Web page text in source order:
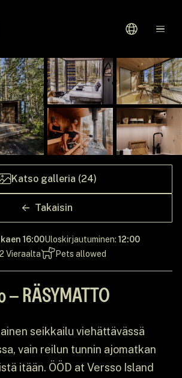
Kohteet
Lahjakortit
Katso galleria (24)
Takaisin
16:00Uloskirjautuminen: 12:00
2 Vieraalta
Pets allowed
– RÄSYMATTO
seikkailu viehättävässä
vain reilun tunnin ajomatkan
itään. ÖÖD at Versso Island